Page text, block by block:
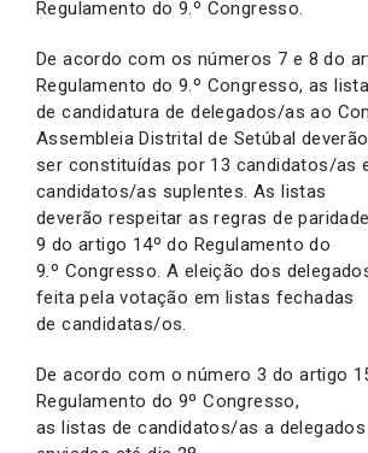
Regulamento do 9.º Congresso.
De acordo com os números 7 e 8 do
Regulamento do 9.º Congresso, as
de candidatura de delegados/as ao
Assembleia Distrital de Setúbal deverão
ser constituídas por 13 candidatos/as
candidatos/as suplentes. As listas
deverão respeitar as regras de
9 do artigo 14º do Regulamento do
9.º Congresso. A eleição dos
feita pela votação em listas fechadas
de candidatas/os.
De acordo com o número 3 do artigo
Regulamento do 9º Congresso,
as listas de candidatos/as a